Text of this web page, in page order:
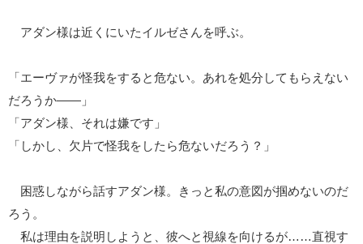
アダン様は近くにいたイルゼさんを呼ぶ。
「エーヴァが怪我をすると危ない。あれを処分してもらえない
だろうか――」
「アダン様、それは嫌です」
「しかし、欠片で怪我をしたら危ないだろう？」
困惑しながら話すアダン様。きっと私の意図が掴めないのだ
ろう。
私は理由を説明しようと、彼へと視線を向けるが……直視す